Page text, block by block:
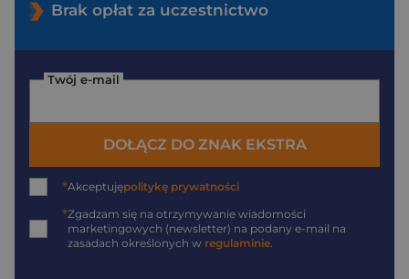
Brak opłat za uczestnictwo
Twój e-mail
DOŁĄCZ DO ZNAK EKSTRA
*Akceptujępolitykę prywatności
*Zgadzam się na otrzymywanie wiadomości
marketingowych (newsletter) na podany e-mail na
zasadach określonych w regulaminie.